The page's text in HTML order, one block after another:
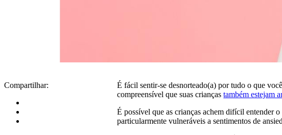
Compartilhar:
É fácil sentir-se desnorteado(a) por tudo o que
compreensível que suas criançastambém estejam
É possível que as crianças achem difícil entender
particularmente vulneráveis a sentimentos de